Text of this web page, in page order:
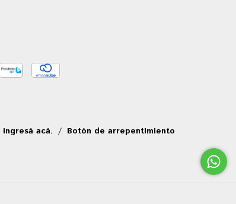
ingresá acá. / Botón de arrepentimiento